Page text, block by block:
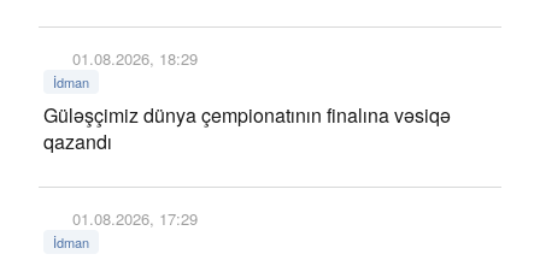
01.08.2026, 18:29
İdman
Güləşçimiz dünya çempionatının finalına vəsiqə
qazandı
01.08.2026, 17:29
İdman